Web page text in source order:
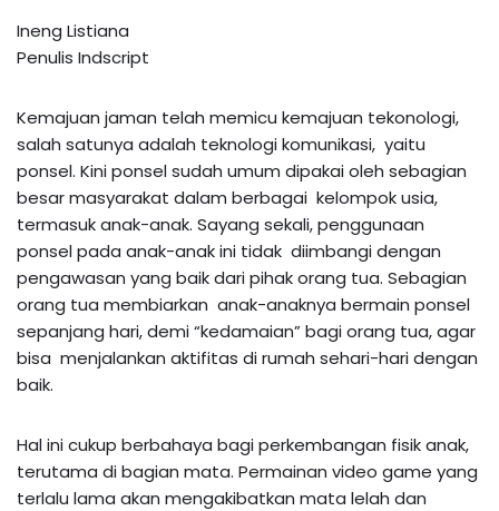
Ineng Listiana
Penulis Indscript
Kemajuan jaman telah memicu kemajuan tekonologi,
salah satunya adalah teknologi komunikasi, yaitu
ponsel. Kini ponsel sudah umum dipakai oleh sebagian
besar masyarakat dalam berbagai kelompok usia,
termasuk anak-anak. Sayang sekali, penggunaan
ponsel pada anak-anak ini tidak diimbangi dengan
pengawasan yang baik dari pihak orang tua. Sebagian
orang tua membiarkan anak-anaknya bermain ponsel
sepanjang hari, demi “kedamaian” bagi orang tua, agar
bisa menjalankan aktifitas di rumah sehari-hari dengan
baik.
Hal ini cukup berbahaya bagi perkembangan fisik anak,
terutama di bagian mata. Permainan video game yang
terlalu lama akan mengakibatkan mata lelah dan